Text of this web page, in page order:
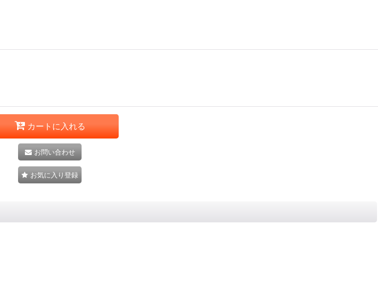
カートに入れる
お問い合わせ
お気に入り登録